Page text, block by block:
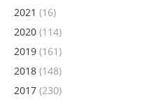
2021 (16)
2020 (114)
2019 (161)
2018 (148)
2017 (230)